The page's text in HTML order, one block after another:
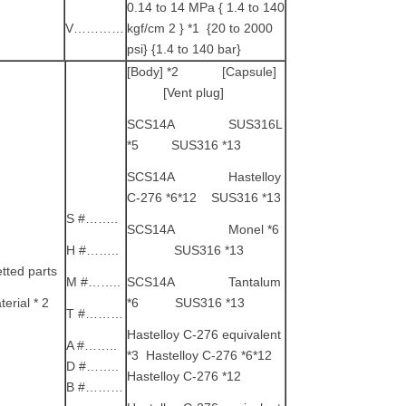
V…………
0.14 to 14 MPa { 1.4 to 140
kgf/cm 2 } *1 {20 to 2000
psi} {1.4 to 140 bar}
parts
* 2
S #……..
H #……..
M #……..
T #………
A #……..
D #……..
B #………
[Body] *2 [Capsule]
[Vent plug]
SCS14A SUS316L
*5 SUS316 *13
SCS14A Hastelloy
C-276 *6*12 SUS316 *13
SCS14A Monel *6
SUS316 *13
SCS14A Tantalum
*6 SUS316 *13
Hastelloy C-276 equivalent
*3 Hastelloy C-276 *6*12
Hastelloy C-276 *12